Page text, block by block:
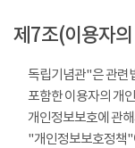
제7조(이용자
독립기념관"은 관련
포함한 이용자의 개
개인정보보호에 관
"개인정보보호정책"